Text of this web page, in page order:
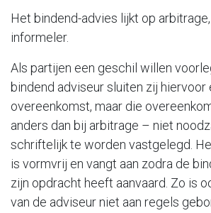
Het bindend-advies lijkt op
informeler.
Als partijen een geschil willen
bindend adviseur sluiten zij hiervoor
overeenkomst, maar die
anders dan bij arbitrage – niet
schriftelijk te worden vastgelegd.
is vormvrij en vangt aan zodra de
zijn opdracht heeft aanvaard. Zo is
van de adviseur niet aan regels